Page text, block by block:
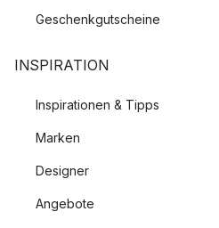
Geschenkgutscheine
INSPIRATION
Inspirationen & Tipps
Marken
Designer
Angebote